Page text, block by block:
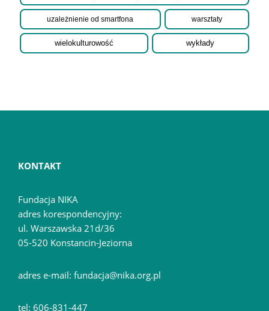
uzależnienie od smartfona warsztaty
wielokulturowość wykłady
KONTAKT
Fundacja NIKA
adres korespondencyjny:
ul. Warszawska 21d/36
05-520 Konstancin-Jeziorna
adres e-mail: fundacja@nika.org.pl
tel: 606-831-447